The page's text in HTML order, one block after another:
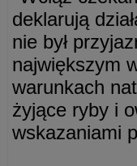
deklarują
nie był
największym
warunkach
żyjące ryby i
wskazaniami